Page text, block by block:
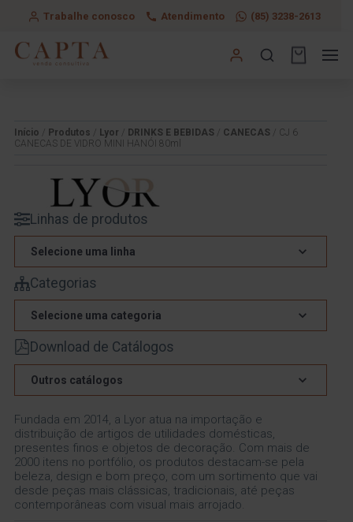
Trabalhe conosco Atendimento (85) 3238-2613
Início Produtos Lyor DRINKS E BEBIDAS CANECAS / CJ 6
CANECAS DE VIDRO MINI HANÓI 80ml
Linhas de produtos
Selecione uma linha
Categorias
Selecione uma categoria
Download de Catálogos
Outros catálogos
Fundada em 2014, a Lyor atua na importação e
distribuição de artigos de utilidades domésticas,
presentes finos e objetos de decoração. Com mais de
2000 itens no portfólio, os produtos destacam-se pela
beleza, design e bom preço, com um sortimento que vai
desde peças mais clássicas, tradicionais, até peças
contemporâneas com visual mais arrojado.